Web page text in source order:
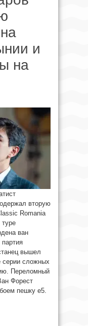
и
на
вторую
Romania
ван
вышел
серии сложных
Переломный
Форест
пешку e5.